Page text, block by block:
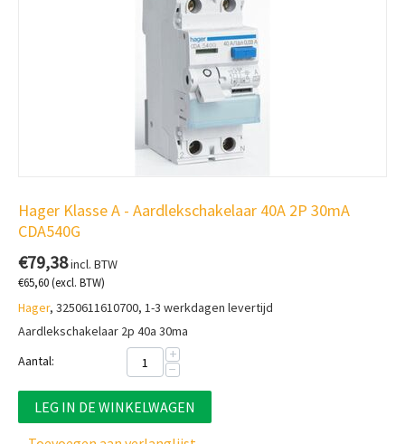
Hager Klasse A - Aardlekschakelaar 40A 2P 30mA
CDA540G
€79,38incl. BTW
€65,60(excl. BTW)
Hager, 3250611610700, 1-3 werkdagen levertijd
Aardlekschakelaar 2p 40a 30ma
Aantal:
+
−
LEG IN DE WINKELWAGEN